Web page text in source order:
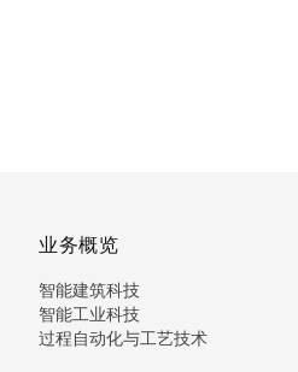
业务概览
智能建筑科技
智能工业科技
过程自动化与工艺技术